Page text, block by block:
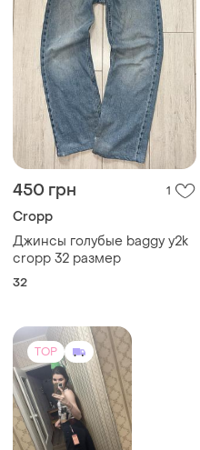
450 грн 1
Cropp
Джинсы голубые baggy y2k
cropp 32 размер
32
TOP